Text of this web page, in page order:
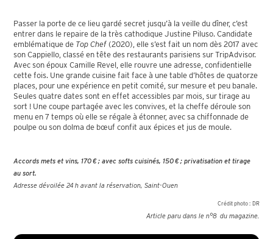
Passer la porte de ce lieu gardé secret jusqu’à la veille du dîner, c’est
entrer dans le repaire de la très cathodique Justine Piluso. Candidate
emblématique de Top Chef (2020), elle s’est fait un nom dès 2017 avec
son Cappiello, classé en tête des restaurants parisiens sur TripAdvisor.
Avec son époux Camille Revel, elle rouvre une adresse, confidentielle
cette fois. Une grande cuisine fait face à une table d’hôtes de quatorze
places, pour une expérience en petit comité, sur mesure et peu banale.
Seules quatre dates sont en effet accessibles par mois, sur tirage au
sort ! Une coupe partagée avec les convives, et la cheffe déroule son
menu en 7 temps où elle se régale à étonner, avec sa chiffonnade de
poulpe ou son dolma de bœuf confit aux épices et jus de moule.
Accords mets et vins, 170 € ; avec softs cuisinés, 150 € ; privatisation et tirage
au sort.
Adresse dévoilée 24 h avant la réservation, Saint-Ouen
Crédit photo : DR
Article paru dans le n°8 du magazine.